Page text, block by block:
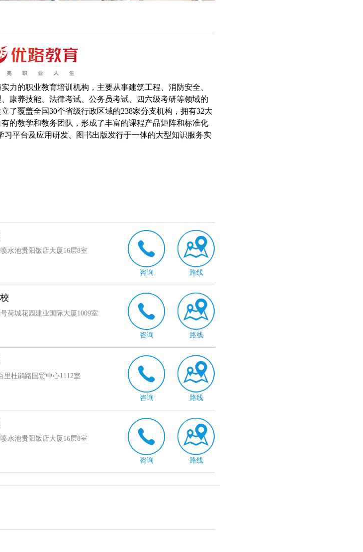
力的职业教育培训机构，主要从事建筑工程、消防安全、
康养技能、法律考试、公务员考试、四六级考研等领域的
了覆盖全国30个省级行政区域的238家分支机构，拥有32大
的教学和教务团队，形成了丰富的课程产品矩阵和标准化
平台及应用研发、图书出版发行于一体的大型知识服务实
水池贵阳饭店大厦16层8室
咨询 路线
荷城花园建业国际大厦1009室
咨询 路线
杜鹃路国贸中心1112室
咨询 路线
水池贵阳饭店大厦16层8室
咨询 路线